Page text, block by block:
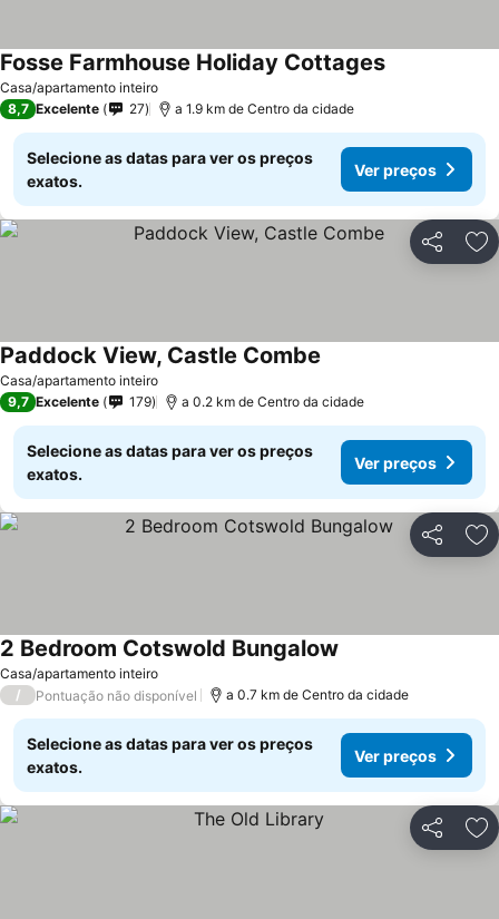
Casa/apartamento inteiro
Fosse Farmhouse Holiday Cottages
8,7 Excelente 27 a 1.9 km de Centro da cidade
Selecione as datas para ver os preços
exatos.
Ver preços
Partilhar
Casa/apartamento inteiro
Paddock View, Castle Combe
9,7 Excelente 179 a 0.2 km de Centro da cidade
Selecione as datas para ver os preços
exatos.
Ver preços
Partilhar
Casa/apartamento inteiro
2 Bedroom Cotswold Bungalow
/ Pontuação não disponível a 0.7 km de Centro da cidade
Selecione as datas para ver os preços
exatos.
Ver preços
Partilhar